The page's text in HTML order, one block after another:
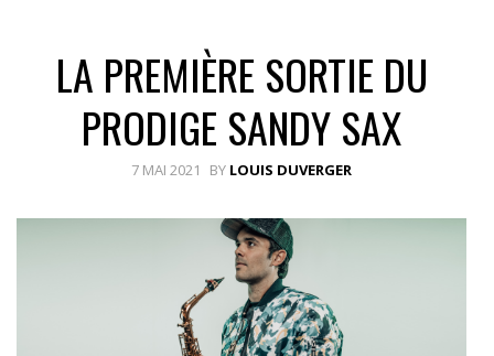
LA PREMIÈRE SORTIE DU
PRODIGE SANDY SAX
7 MAI 2021 BY LOUIS DUVERGER